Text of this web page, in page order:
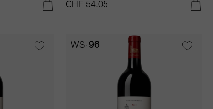
CHF 54.05
WS 96